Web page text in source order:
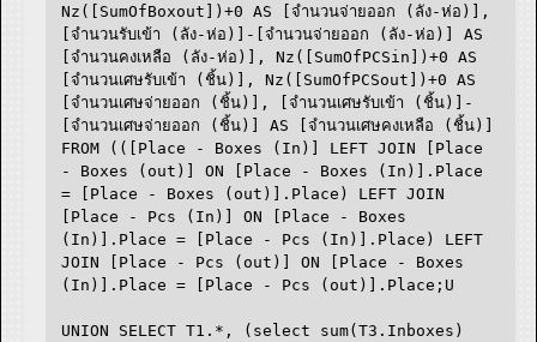
Nz([SumOfBoxout])+0 AS [จำนวนจ่ายออก (ลัง-ห่อ)],
[จำนวนรับเข้า (ลัง-ห่อ)]-[จำนวนจ่ายออก (ลัง-ห่อ)] AS
[จำนวนคงเหลือ (ลัง-ห่อ)], Nz([SumOfPCSin])+0 AS
[จำนวนเศษรับเข้า (ชิ้น)], Nz([SumOfPCSout])+0 AS
[จำนวนเศษจ่ายออก (ชิ้น)], [จำนวนเศษรับเข้า (ชิ้น)]-
[จำนวนเศษจ่ายออก (ชิ้น)] AS [จำนวนเศษคงเหลือ (ชิ้น)]
FROM (([Place - Boxes (In)] LEFT JOIN [Place
- Boxes (out)] ON [Place - Boxes (In)].Place
= [Place - Boxes (out)].Place) LEFT JOIN
[Place - Pcs (In)] ON [Place - Boxes
(In)].Place = [Place - Pcs (In)].Place) LEFT
JOIN [Place - Pcs (out)] ON [Place - Boxes
(In)].Place = [Place - Pcs (out)].Place;U
UNION SELECT T1.*, (select sum(T3.Inboxes)